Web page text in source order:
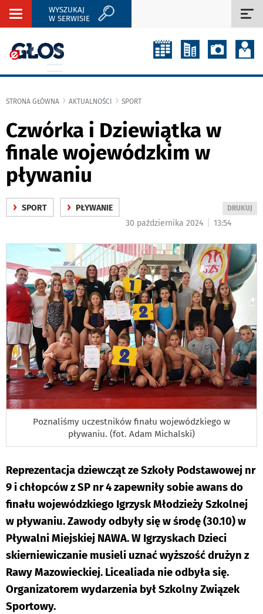
Rozwiń
WYSZUKAJ
W SERWISIE
STRONA GŁÓWNA AKTUALNOŚCI SPORT
Czwórka i Dziewiątka w
finale wojewódzkim w
pływaniu
› SPORT › PŁYWANIE
WYDRUKUJ
DRUKUJ
30 października 2024 13:54
Poznaliśmy uczestników finału wojewódzkiego w
pływaniu. (fot. Adam Michalski)
Reprezentacja dziewcząt ze Szkoły Podstawowej nr
9 i chłopców z SP nr 4 zapewniły sobie awans do
finału wojewódzkiego Igrzysk Młodzieży Szkolnej
w pływaniu. Zawody odbyły się w środę (30.10) w
Pływalni Miejskiej NAWA. W Igrzyskach Dzieci
skierniewiczanie musieli uznać wyższość drużyn z
Rawy Mazowieckiej. Licealiada nie odbyła się.
Organizatorem wydarzenia był Szkolny Związek
Sportowy.